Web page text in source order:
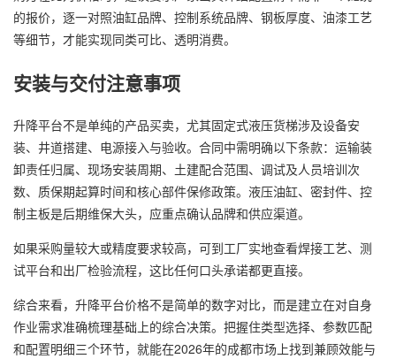
的报价，逐一对照油缸品牌、控制系统品牌、钢板厚度、油漆工艺
等细节，才能实现同类可比、透明消费。
安装与交付注意事项
升降平台不是单纯的产品买卖，尤其固定式液压货梯涉及设备安
装、井道搭建、电源接入与验收。合同中需明确以下条款：运输装
卸责任归属、现场安装周期、土建配合范围、调试及人员培训次
数、质保期起算时间和核心部件保修政策。液压油缸、密封件、控
制主板是后期维保大头，应重点确认品牌和供应渠道。
如果采购量较大或精度要求较高，可到工厂实地查看焊接工艺、测
试平台和出厂检验流程，这比任何口头承诺都更直接。
综合来看，升降平台价格不是简单的数字对比，而是建立在对自身
作业需求准确梳理基础上的综合决策。把握住类型选择、参数匹配
和配置明细三个环节，就能在2026年的成都市场上找到兼顾效能与